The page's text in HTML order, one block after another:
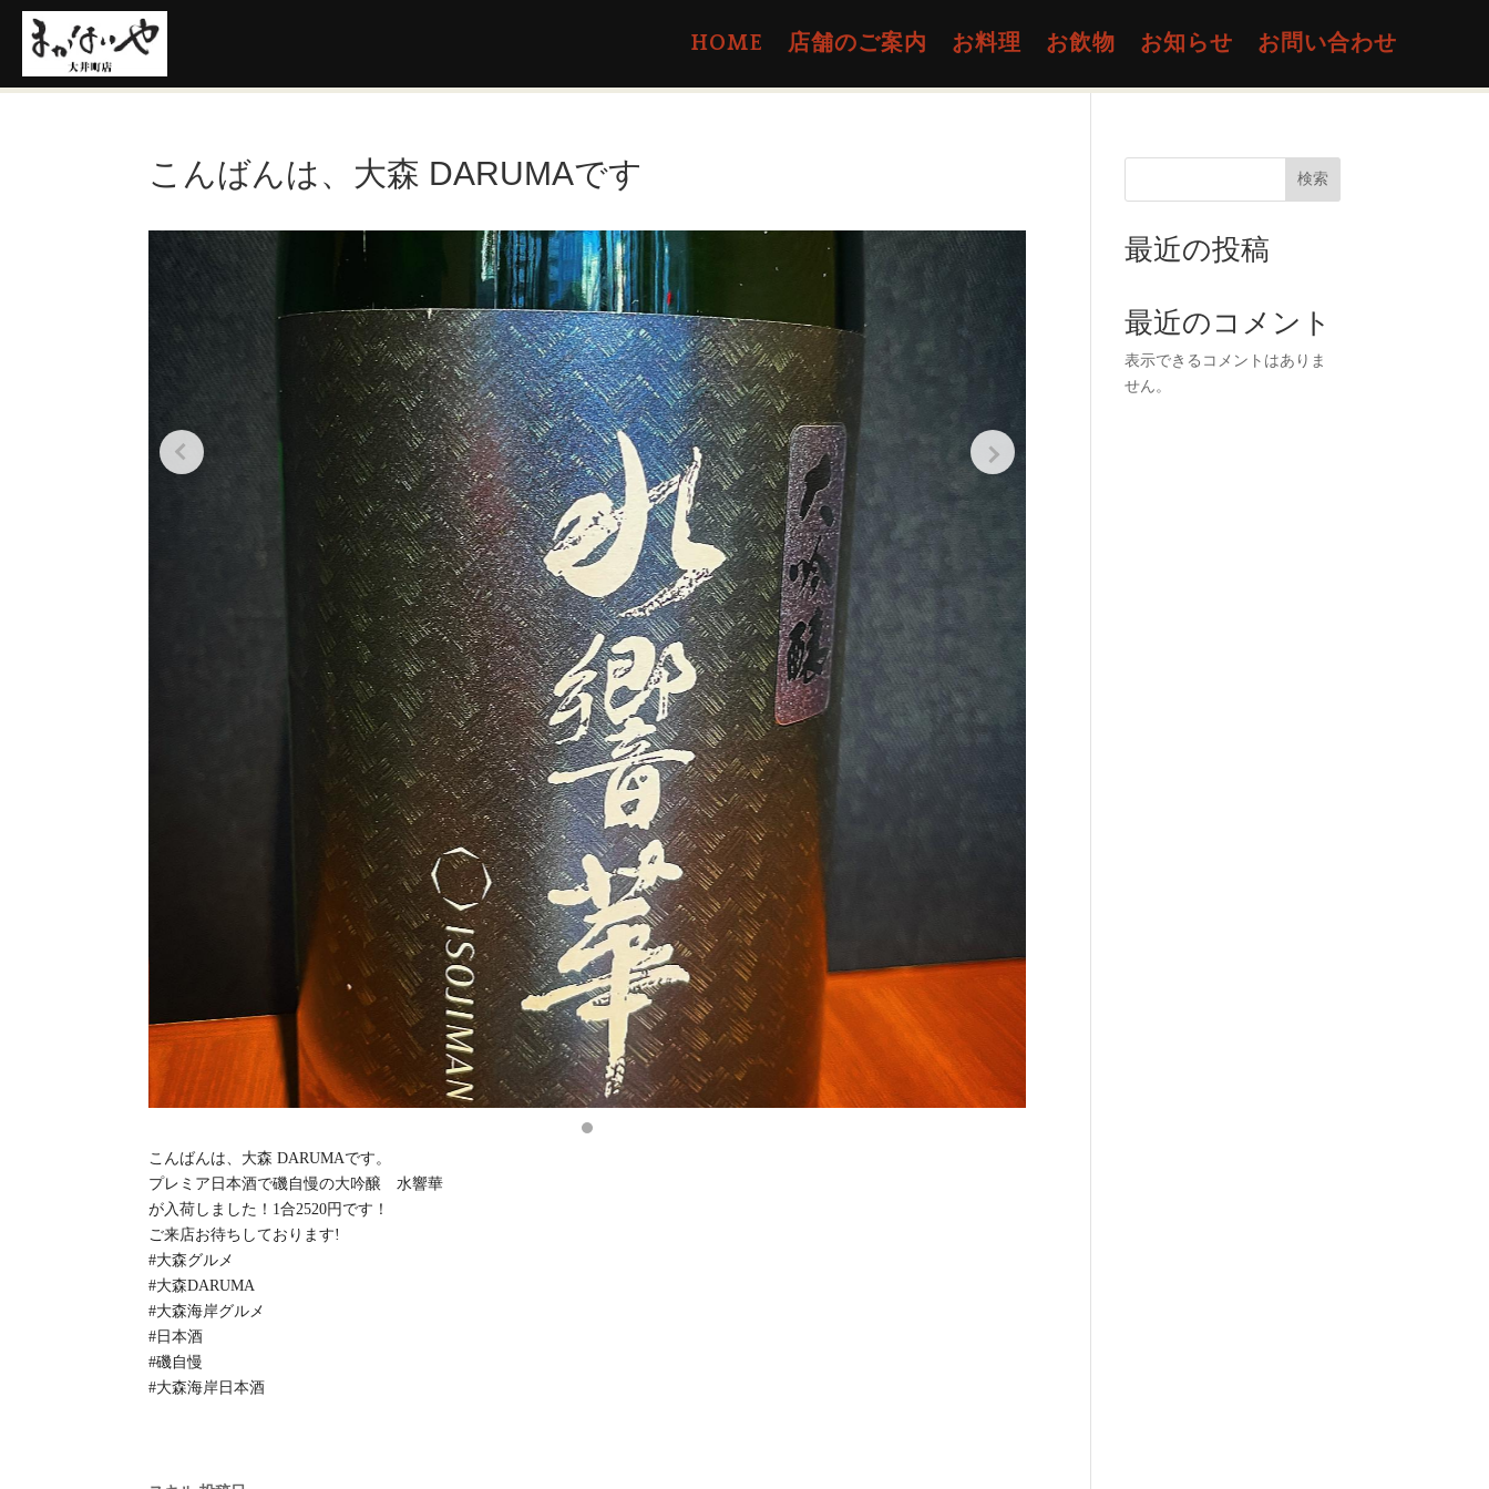
HOME 店舗のご案内 お料理 お飲物 お知らせ お問い合わせ
こんばんは、大森 DARUMAです
こんばんは、大森 DARUMAです。
プレミア日本酒で磯自慢の大吟醸 水響華
が入荷しました！1合2520円です！
ご来店お待ちしております!
#大森グルメ
#大森DARUMA
#大森海岸グルメ
#日本酒
#磯自慢
#大森海岸日本酒
検索
最近の投稿
最近のコメント
表示できるコメントはありま
せん。